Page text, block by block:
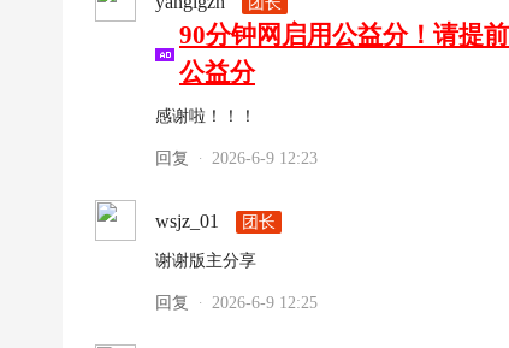
90分钟网启用公益分！请提
公益分
感谢啦！！！
回复 · 2026-6-9 12:23
wsjz_01 团长
谢谢版主分享
回复 · 2026-6-9 12:25